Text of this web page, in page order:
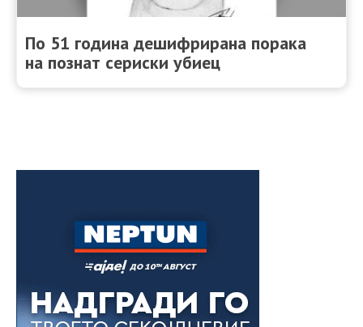
По 51 година дешифрирана порака
на познат сериски убиец